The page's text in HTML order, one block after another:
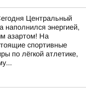
Центральный
наполнился энергией,
азартом! На
спортивные
по лёгкой атлетике,